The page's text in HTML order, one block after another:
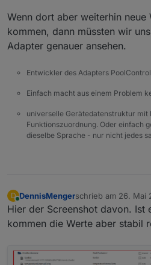
Wenn dort aber weiterhin neue
kommen, dann müssten wir
Adapter genauer ansehen.
Entwickler des Adapters
Einfach macht aus einem Problem
universelle Gerätedatenstruktur mit
Funktionszuordnung. Oder einfach
dieselbe Sprache - nur nicht jedes
D
Online
DennisMengerschrieb am 26. Mai
zuletzt editiert von
Hier der Screenshot davon. Ist
kommen die Werte aber stabil